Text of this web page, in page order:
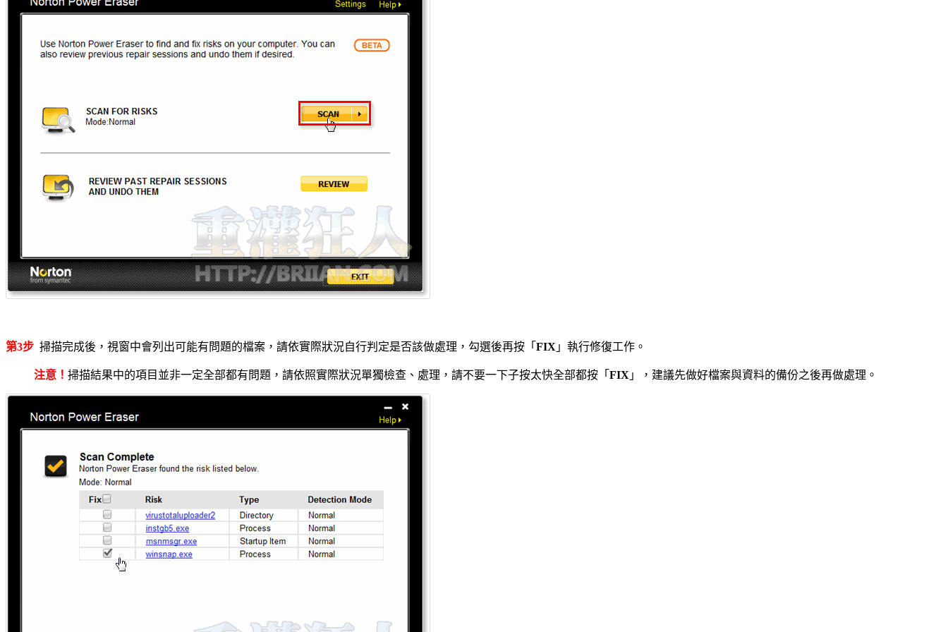
第3步 掃描完成後，視窗中會列出可能有問題的檔案，請依實際狀況自行判定是否該做處理，勾選後再按「 FIX 」執行修復工作。
注意！ 掃描結果中的項目並非一定全部都有問題，請依照實際狀況單獨檢查、處理，請不要一下子按太快全部都按「 FIX 」，建議先做好檔案與資料的備份之後再做處理。